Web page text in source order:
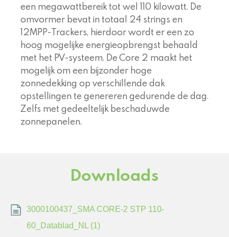
een megawattbereik tot wel 110 kilowatt. De
omvormer bevat in totaal 24 strings en
12MPP-Trackers, hierdoor wordt er een zo
hoog mogelijke energieopbrengst behaald
met het PV-systeem. De Core 2 maakt het
mogelijk om een bijzonder hoge
zonnedekking op verschillende dak
opstellingen te genereren gedurende de dag.
Zelfs met gedeeltelijk beschaduwde
zonnepanelen.
Downloads
3000100437_SMA CORE-2 STP 110-
60_Datablad_NL (1)